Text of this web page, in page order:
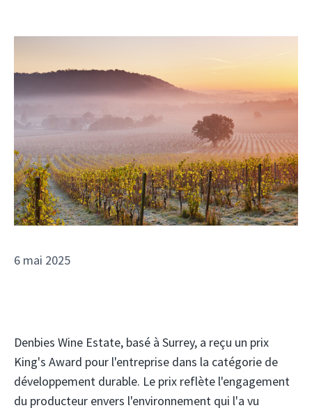
6 mai 2025
Denbies Wine Estate, basé à Surrey, a reçu un prix
King's Award pour l'entreprise dans la catégorie de
développement durable. Le prix reflète l'engagement
du producteur envers l'environnement qui l'a vu